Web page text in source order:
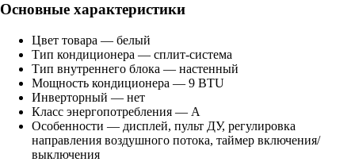
Основные характеристики
Цвет товара — белый
Тип кондиционера — сплит-система
Тип внутреннего блока — настенный
Мощность кондиционера — 9 BTU
Инверторный — нет
Класс энергопотребления — A
Особенности — дисплей, пульт ДУ, регулировка
направления воздушного потока, таймер включения/
выключения